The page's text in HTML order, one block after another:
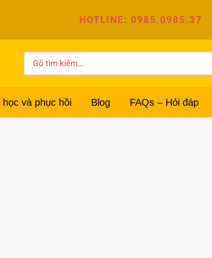
HOTLINE: 0985.0985.37
for:
học và phục hồi Blog FAQs – Hỏi đáp